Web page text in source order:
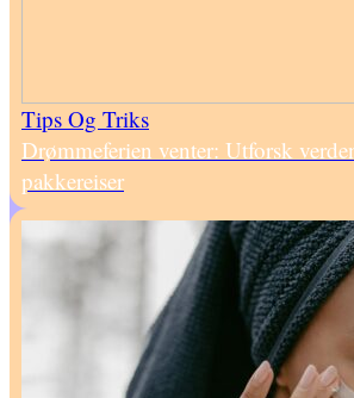
Tips Og Triks
Drømmeferien venter: Utforsk
pakkereiser